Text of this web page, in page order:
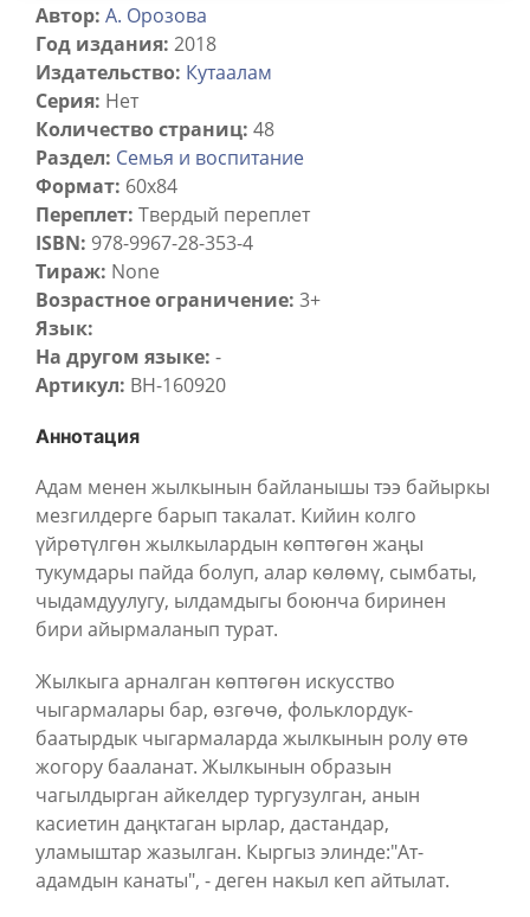
Автор: А. Орозова
Год издания: 2018
Издательство: Кутаалам
Серия: Нет
Количество страниц: 48
Раздел: Семья и воспитание
Формат: 60х84
Переплет: Твердый переплет
ISBN: 978-9967-28-353-4
Тираж: None
Возрастное ограничение: 3+
Язык:
На другом языке: -
Артикул: BH-160920
Аннотация
Адам менен жылкынын байланышы тээ байыркы
мезгилдерге барып такалат. Кийин колго
үйрөтүлгөн жылкылардын көптөгөн жаңы
тукумдары пайда болуп, алар көлөмү, сымбаты,
чыдамдуулугу, ылдамдыгы боюнча биринен
бири айырмаланып турат.
Жылкыга арналган көптөгөн искусство
чыгармалары бар, өзгөчө, фольклордук-
баатырдык чыгармаларда жылкынын ролу өтө
жогору бааланат. Жылкынын образын
чагылдырган айкелдер тургузулган, анын
касиетин даңктаган ырлар, дастандар,
уламыштар жазылган. Кыргыз элинде:"Ат-
адамдын канаты", - деген накыл кеп айтылат.